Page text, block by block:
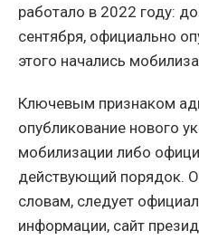
работало в 2022 году:
сентября, официально
этого начались
Ключевым признаком
опубликование нового
мобилизации либо
действующий порядок.
словам, следует
информации, сайт